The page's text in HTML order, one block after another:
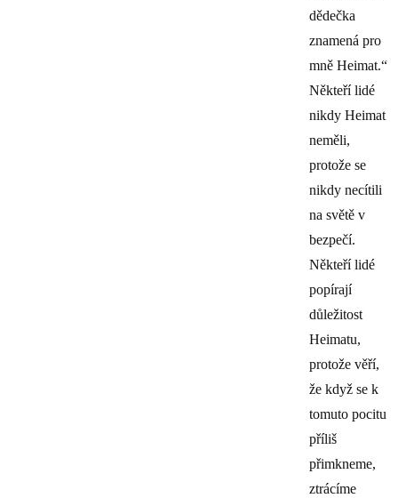
dědečka
znamená pro
mně Heimat.“
Někteří lidé
nikdy Heimat
neměli,
protože se
nikdy necítili
na světě v
bezpečí.
Někteří lidé
popírají
důležitost
Heimatu,
protože věří,
že když se k
tomuto pocitu
příliš
přimkneme,
ztrácíme